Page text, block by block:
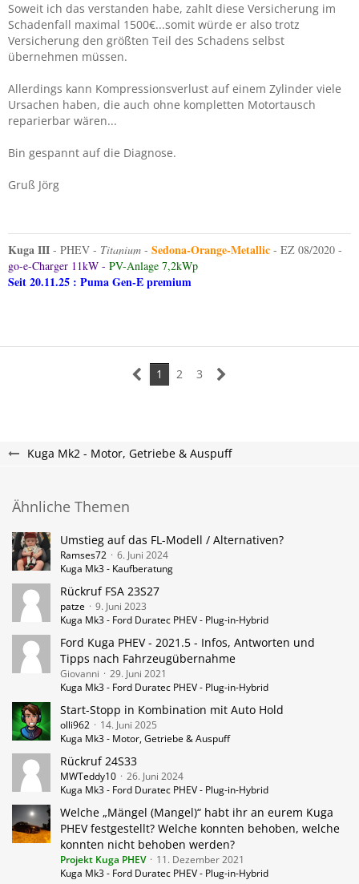
Soweit ich das verstanden habe, zahlt diese Versicherung im
Schadenfall maximal 1500€...somit würde er also trotz
Versicherung den größten Teil des Schadens selbst
übernehmen müssen.
Allerdings kann Kompressionsverlust auf einem Zylinder viele
Ursachen haben, die auch ohne kompletten Motortausch
reparierbar wären...
Bin gespannt auf die Diagnose.
Gruß Jörg
Kuga III - PHEV - Titanium - Sedona-Orange-Metallic - EZ 08/2020 -
go-e-Charger 11kW - PV-Anlage 7,2kWp
Seit 20.11.25 : Puma Gen-E premium
1 2 3
Kuga Mk2 - Motor, Getriebe & Auspuff
Ähnliche Themen
Umstieg auf das FL-Modell / Alternativen?
Ramses72
6. Juni 2024
Kuga Mk3 - Kaufberatung
Rückruf FSA 23S27
patze
9. Juni 2023
Kuga Mk3 - Ford Duratec PHEV - Plug-in-Hybrid
Ford Kuga PHEV - 2021.5 - Infos, Antworten und
Tipps nach Fahrzeugübernahme
Giovanni
29. Juni 2021
Kuga Mk3 - Ford Duratec PHEV - Plug-in-Hybrid
Start-Stopp in Kombination mit Auto Hold
olli962
14. Juni 2025
Kuga Mk3 - Motor, Getriebe & Auspuff
Rückruf 24S33
MWTeddy10
26. Juni 2024
Kuga Mk3 - Ford Duratec PHEV - Plug-in-Hybrid
Welche „Mängel (Mangel)“ habt ihr an eurem Kuga
PHEV festgestellt? Welche konnten behoben, welche
konnten nicht behoben werden?
Projekt Kuga PHEV
11. Dezember 2021
Kuga Mk3 - Ford Duratec PHEV - Plug-in-Hybrid